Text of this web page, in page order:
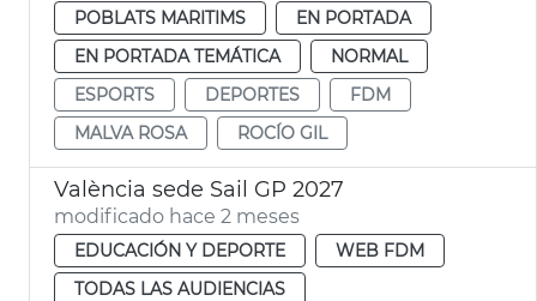
POBLATS MARITIMS
EN PORTADA
EN PORTADA TEMÁTICA
NORMAL
ESPORTS
DEPORTES
FDM
MALVA ROSA
ROCÍO GIL
València sede Sail GP 2027
modificado hace 2 meses
EDUCACIÓN Y DEPORTE
WEB FDM
TODAS LAS AUDIENCIAS